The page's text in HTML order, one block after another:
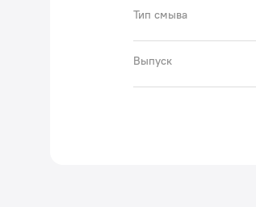
Тип смыва
Выпуск